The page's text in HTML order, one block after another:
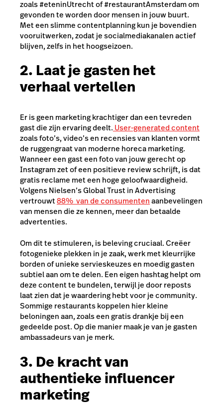
zoals #eteninUtrecht of #restaurantAmsterdam om
gevonden te worden door mensen in jouw buurt.
Met een slimme contentplanning kun je bovendien
vooruitwerken, zodat je socialmediakanalen actief
blijven, zelfs in het hoogseizoen.
2. Laat je gasten het
verhaal vertellen
Er is geen marketing krachtiger dan een tevreden
gast die zijn ervaring deelt. User-generated content
zoals foto’s, video’s en recensies van klanten vormt
de ruggengraat van moderne horeca marketing.
Wanneer een gast een foto van jouw gerecht op
Instagram zet of een positieve review schrijft, is dat
gratis reclame met een hoge geloofwaardigheid.
Volgens Nielsen’s Global Trust in Advertising
vertrouwt88% van de consumentenaanbevelingen
van mensen die ze kennen, meer dan betaalde
advertenties.
Om dit te stimuleren, is beleving cruciaal. Creëer
fotogenieke plekken in je zaak, werk met kleurrijke
borden of unieke servieskeuzes en moedig gasten
subtiel aan om te delen. Een eigen hashtag helpt om
deze content te bundelen, terwijl je door reposts
laat zien dat je waardering hebt voor je community.
Sommige restaurants koppelen hier kleine
beloningen aan, zoals een gratis drankje bij een
gedeelde post. Op die manier maak je van je gasten
ambassadeurs van je merk.
3. De kracht van
authentieke influencer
marketing